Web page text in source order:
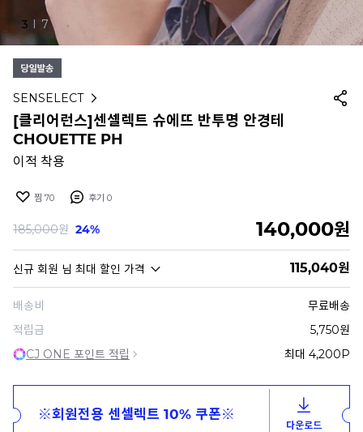
4 I 7
SENSELECT
[클리어런스]센셀렉트 슈에뜨 반투명 안경테
CHOUETTE PH
이적 착용
찜 70 후기 0
185,000원 24% 140,000원
신규 회원 님 최대 할인 가격 115,040원
배송비
무료배송
적립금
5,750원
CJ ONE 포인트 적립
최대 4,200P
※회원전용 센셀렉트 10% 쿠폰※
다운로드